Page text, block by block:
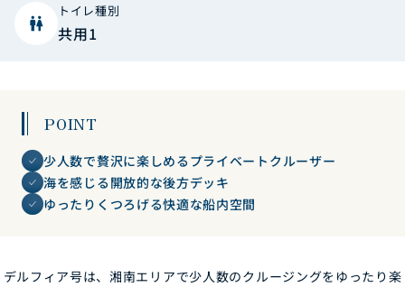
wc
トイレ種別
共用1
POINT
少人数で贅沢に楽しめるプライベートクルーザー
海を感じる開放的な後方デッキ
ゆったりくつろげる快適な船内空間
デルフィア号は、湘南エリアで少人数のクルージングをゆったり楽